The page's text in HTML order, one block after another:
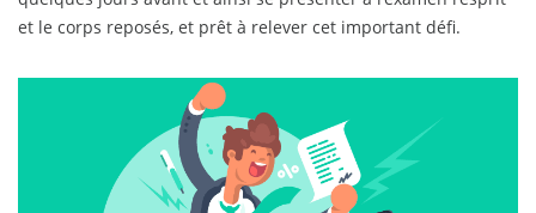
et le corps reposés, et prêt à relever cet important défi.